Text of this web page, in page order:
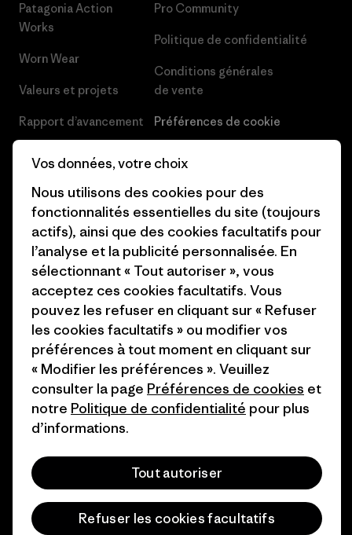
Patagonia Action
Works
Worn Wear
Valeurs et projets
Rapport d’avancement
Objectifs climatiques
1% For The Planet
Comment nous
finançons
Cartes cadeaux
Nos magasins
Pro Community
Politique de confidentialité
Conditions générales
de vente
Préférences de cookie
Presse et media
Industry program
Programme d’affiliation
Patagonia Luxembourg Plan du
site
© 2026 Patagonia, Inc. All Rights Reserved.
Vos données, votre choix
Nous utilisons des cookies pour des
fonctionnalités essentielles du site (toujours
actifs), ainsi que des cookies facultatifs pour
l’analyse et la publicité personnalisée. En
sélectionnant « Tout autoriser », vous
acceptez ces cookies facultatifs. Vous
pouvez les refuser en cliquant sur « Refuser
les cookies facultatifs » ou modifier vos
préférences à tout moment en cliquant sur
« Modifier les préférences ». Veuillez
consulter la page Préférences de cookies et
notre Politique de confidentialité pour plus
d’informations.
Tout autoriser
Refuser les cookies facultatifs